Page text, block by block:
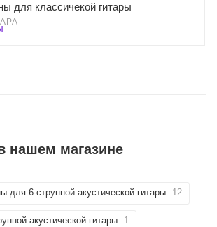
для классичекой гитары
нашем магазине
для 6-струнной акустической гитары 12
акустической гитары 1